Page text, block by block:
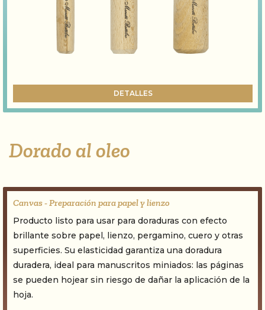
DETALLES
Dorado al oleo
Canvas - Preparación para papel y lienzo
Producto listo para usar para doraduras con efecto
brillante sobre papel, lienzo, pergamino, cuero y otras
superficies. Su elasticidad garantiza una doradura
duradera, ideal para manuscritos miniados: las páginas
se pueden hojear sin riesgo de dañar la aplicación de la
hoja.